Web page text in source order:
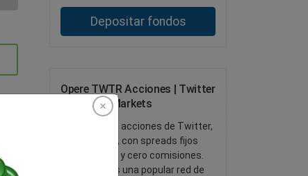
Depositar fondos
Opere TWTR Acciones | Twitter
CFD | easyMarkets
Opere con acciones de Twitter,
TWT/USD, con spreads fijos
ajustados y cero comisiones.
Twitter es una popular red de